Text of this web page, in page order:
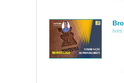
Ives